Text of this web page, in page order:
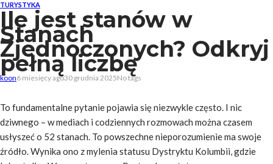
TURYSTYKA
Ile jest stanów w
Stanach
Zjednoczonych? Odkryj
pełną liczbę
koon6 miesięcy ago30 grudnia 2025No tags
To fundamentalne pytanie pojawia się niezwykle często. I nic
dziwnego – w mediach i codziennych rozmowach można czasem
usłyszeć o 52 stanach. To powszechne nieporozumienie ma swoje
źródło. Wynika ono z mylenia statusu Dystryktu Kolumbii, gdzie